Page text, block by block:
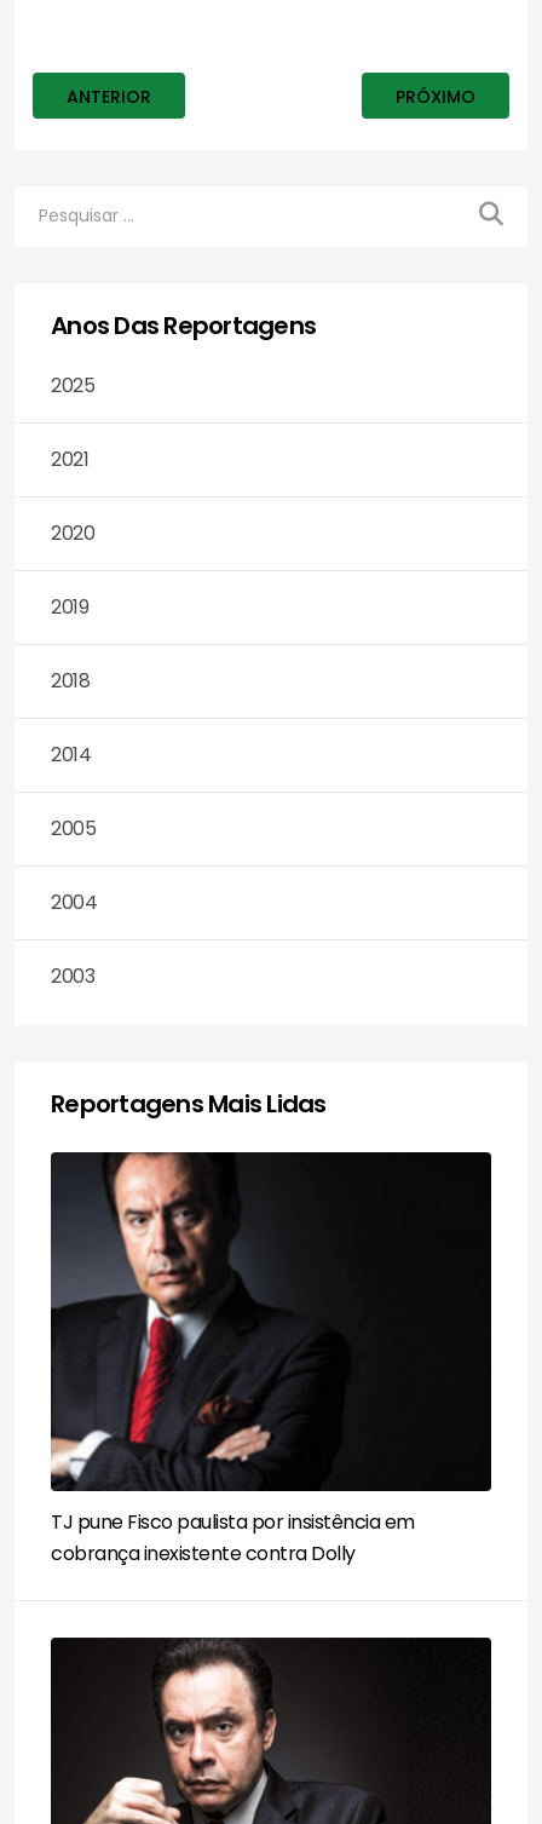
ARTIGO ANTERIOR: O ESTADO DE SÃO PAULO –
ANTERIOR PRÓXIMO
PRÓXIMO
Anos Das Reportagens
2025
2021
2020
2019
2018
2014
2005
2004
2003
Reportagens Mais Lidas
TJ pune Fisco paulista por insistência em
cobrança inexistente contra Dolly